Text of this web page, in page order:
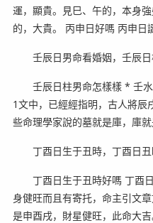
運，顯貴。見巳、午的，本身
的，大貴。 丙申日好嗎 丙申日
壬辰日男命看婚姻，壬辰日
壬辰日柱男命怎樣樣 * 壬水
1文中，已經經指明，古人將辰
些命理學家說的墓就是庫，庫
丁酉日生于丑時，丁酉日丑
丁酉日生于丑時好嗎 丁酉日
身健旺而且有寄托，命主引文
是申酉戌，財星健旺，此命大